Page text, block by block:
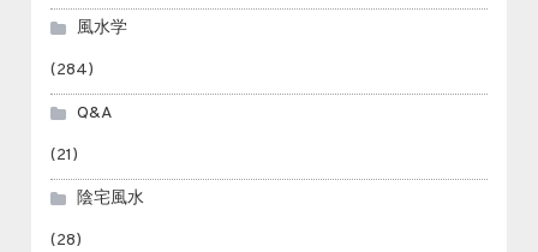
風水学
(284)
Q&A
(21)
陰宅風水
(28)